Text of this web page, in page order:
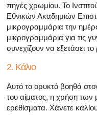
πηγές χρωμίου. Το
Εθνικών Ακαδημιών
μικρογραμμάρια την
μικρογραμμάρια για τις
συνεχίζουν να εξετάσει
2. Κάλιο
Αυτό το ορυκτό βοηθά
του αίματος, η χρήση των
ερεθίσματα. Χάνετε